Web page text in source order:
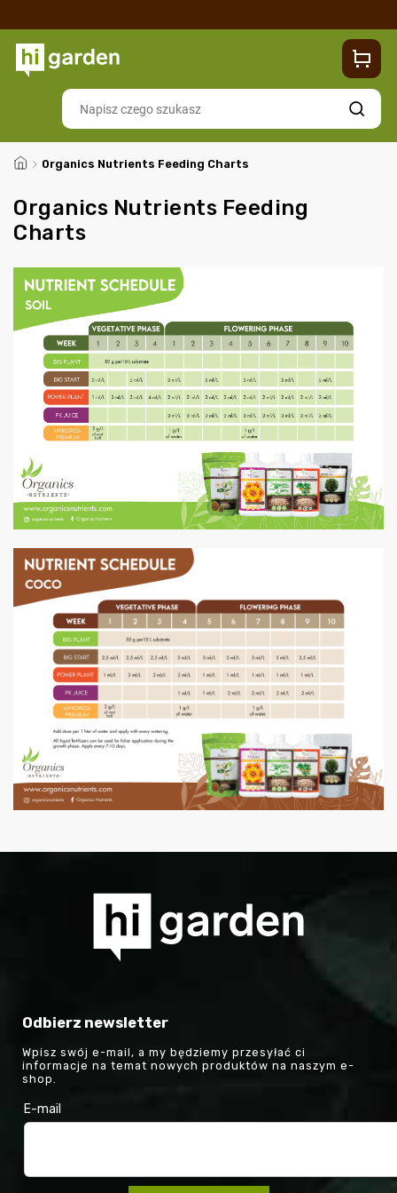
Contacts
Szukaj
/ Organics Nutrients Feeding Charts
Organics Nutrients Feeding
Charts
Odbierz newsletter
Wpisz swój e-mail, a my będziemy przesyłać ci
informacje na temat nowych produktów na naszym e-
shop.
E-mail